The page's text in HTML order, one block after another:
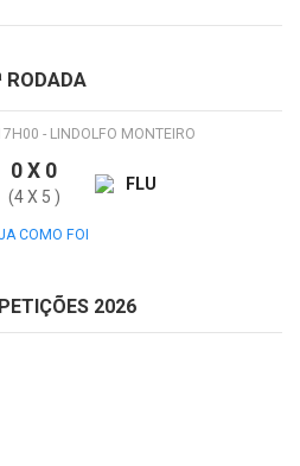
RODADA
- LINDOLFO MONTEIRO
0 X 0
(4 X 5 )
FLU
COMO FOI
2026